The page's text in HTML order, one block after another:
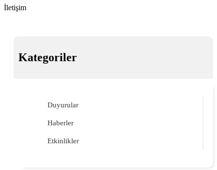
İletişim
Kategoriler
Duyurular
Haberler
Etkinlikler